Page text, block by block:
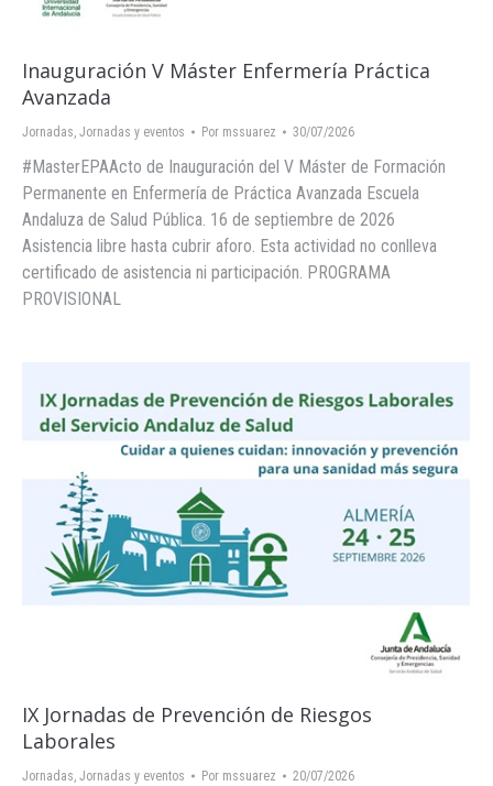
Inauguración V Máster Enfermería Práctica
Avanzada
Jornadas, Jornadas y eventos Por mssuarez 30/07/2026
#MasterEPAActo de Inauguración del V Máster de Formación
Permanente en Enfermería de Práctica Avanzada Escuela
Andaluza de Salud Pública. 16 de septiembre de 2026
Asistencia libre hasta cubrir aforo. Esta actividad no conlleva
certificado de asistencia ni participación. PROGRAMA
PROVISIONAL
IX Jornadas de Prevención de Riesgos
Laborales
Jornadas, Jornadas y eventos Por mssuarez 20/07/2026